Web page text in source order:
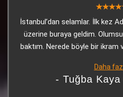
İstanbul’dan selamlar. İlk kez
üzerine buraya geldim.
baktım. Nerede böyle bir ikram
konusunda ise makarnası,
gayet güzeldi. Üzerine tatlı
Daha
- Tuğba